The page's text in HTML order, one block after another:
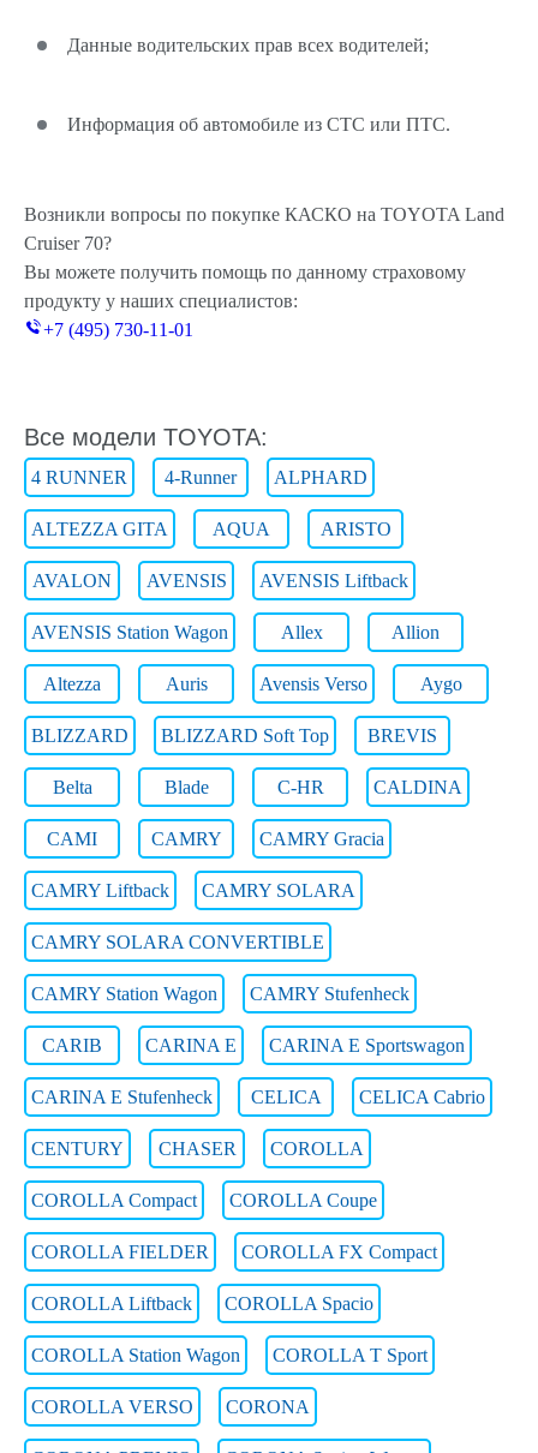
Данные водительских прав всех водителей;
Информация об автомобиле из СТС или ПТС.
Возникли вопросы по покупке КАСКО на TOYOTA Land
Cruiser 70?
Вы можете получить помощь по данному страховому
продукту у наших специалистов:
+7 (495) 730-11-01
Все модели TOYOTA:
4 RUNNER 4-Runner ALPHARD
ALTEZZA GITA AQUA ARISTO
AVALON AVENSIS AVENSIS Liftback
AVENSIS Station Wagon Allex Allion
Altezza Auris Avensis Verso Aygo
BLIZZARD BLIZZARD Soft Top BREVIS
Belta Blade C-HR CALDINA
CAMI CAMRY CAMRY Gracia
CAMRY Liftback CAMRY SOLARA
CAMRY SOLARA CONVERTIBLE
CAMRY Station Wagon CAMRY Stufenheck
CARIB CARINA E CARINA E Sportswagon
CARINA E Stufenheck CELICA CELICA Cabrio
CENTURY CHASER COROLLA
COROLLA Compact COROLLA Coupe
COROLLA FIELDER COROLLA FX Compact
COROLLA Liftback COROLLA Spacio
COROLLA Station Wagon COROLLA T Sport
COROLLA VERSO CORONA